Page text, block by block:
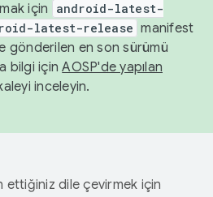
için
android-latest-
latest-release manifest
gönderilen en son sürümü
bilgi içinAOSP'de yapılan
inceleyin.
dile çevirmek için